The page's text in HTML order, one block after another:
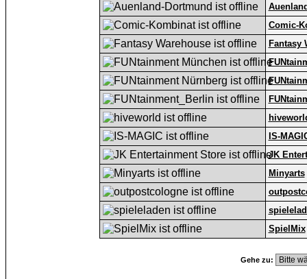
Comic-
Fantasy
IS-
JK
Minyarts
SpielMix
Gehe zu: